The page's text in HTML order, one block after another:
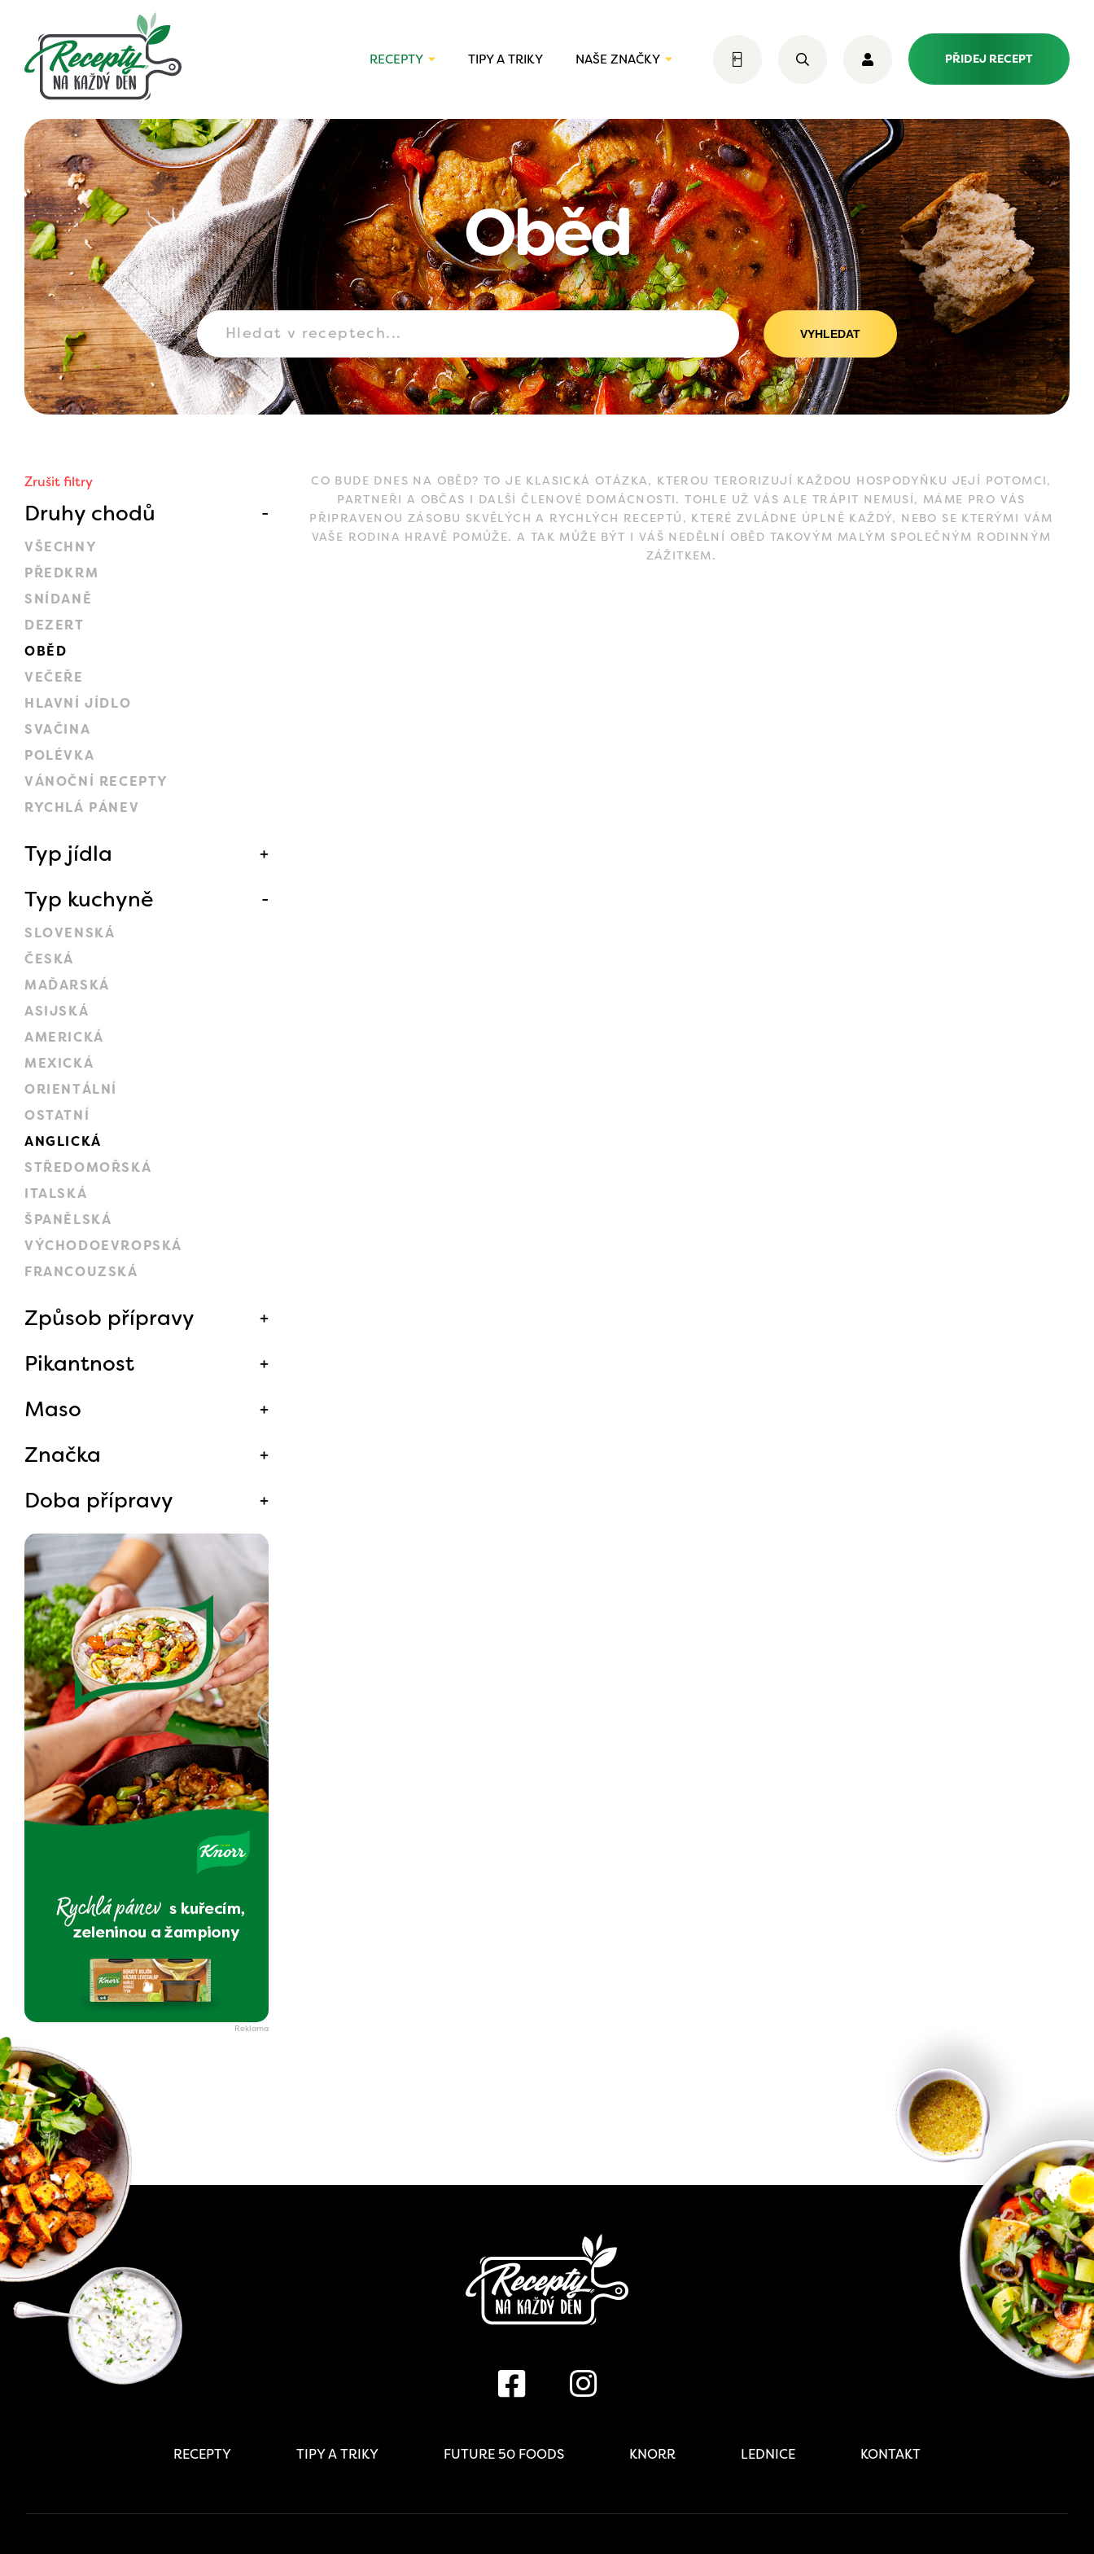
RECEPTY TIPY A TRIKY NAŠE ZNAČKY PŘIDEJ RECEPT
Oběd
VYHLEDAT
Zrušit filtry
Druhy chodů
VŠECHNY
PŘEDKRM
SNÍDANĚ
DEZERT
OBĚD
VEČEŘE
HLAVNÍ JÍDLO
SVAČINA
POLÉVKA
VÁNOČNÍ RECEPTY
RYCHLÁ PÁNEV
Typ jídla
Typ kuchyně
SLOVENSKÁ
ČESKÁ
MAĎARSKÁ
ASIJSKÁ
AMERICKÁ
MEXICKÁ
ORIENTÁLNÍ
OSTATNÍ
ANGLICKÁ
STŘEDOMOŘSKÁ
ITALSKÁ
ŠPANĚLSKÁ
VÝCHODOEVROPSKÁ
FRANCOUZSKÁ
Způsob přípravy
Pikantnost
Maso
Značka
Doba přípravy
CO BUDE DNES NA OBĚD? TO JE KLASICKÁ OTÁZKA, KTEROU TERORIZUJÍ KAŽDOU HOSPODYŇKU JEJÍ POTOMCI,
PARTNEŘI A OBČAS I DALŠÍ ČLENOVÉ DOMÁCNOSTI. TOHLE UŽ VÁS ALE TRÁPIT NEMUSÍ, MÁME PRO VÁS
PŘIPRAVENOU ZÁSOBU SKVĚLÝCH A RYCHLÝCH RECEPTŮ, KTERÉ ZVLÁDNE ÚPLNĚ KAŽDÝ, NEBO SE KTERÝMI VÁM
VAŠE RODINA HRAVĚ POMŮŽE. A TAK MŮŽE BÝT I VÁŠ NEDĚLNÍ OBĚD TAKOVÝM MALÝM SPOLEČNÝM RODINNÝM
ZÁŽITKEM.
RECEPTY TIPY A TRIKY FUTURE 50 FOODS KNORR LEDNICE KONTAKT